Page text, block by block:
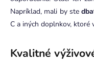
Napríklad, mali by ste
C a iných doplnkov, ktoré
Kvalitné